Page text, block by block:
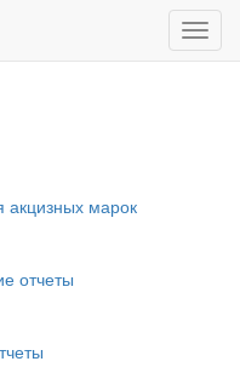
Меню
акцизных марок
отчеты